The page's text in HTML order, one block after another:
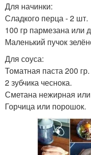
Для начинки:
Сладкого перца - 2 шт.
100 гр пармезана или
Маленький пучок
Для соуса:
Томатная паста 200 гр.
2 зубчика чеснока.
Сметана нежирная или
Горчица или порошок.